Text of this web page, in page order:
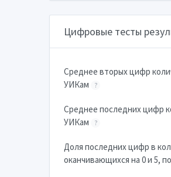
Цифровые тесты
Cреднее вторых цифр
УИКам
?
Cреднее последних цифр
УИКам
?
Доля последних цифр в
оканчивающихся на 0 и 5,